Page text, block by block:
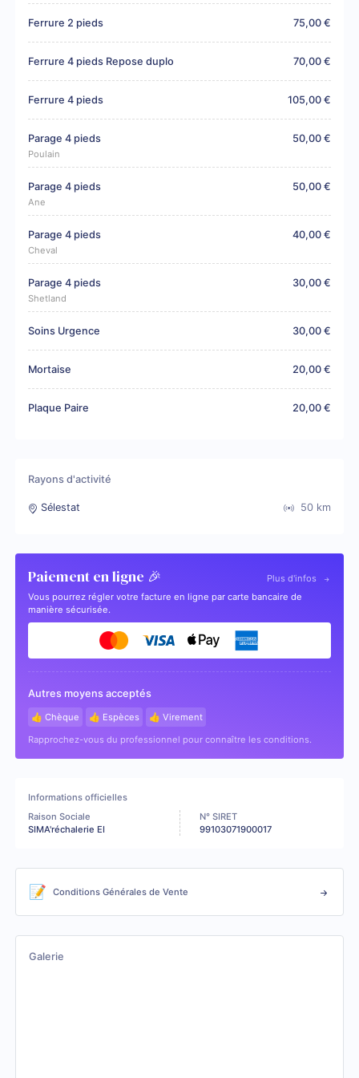
Ferrure 2 pieds 75,00 €
Ferrure 4 pieds Repose duplo 70,00 €
Ferrure 4 pieds 105,00 €
Parage 4 pieds
Poulain
50,00 €
Parage 4 pieds
Ane
50,00 €
Parage 4 pieds
Cheval
40,00 €
Parage 4 pieds
Shetland
30,00 €
Soins Urgence 30,00 €
Mortaise 20,00 €
Plaque Paire 20,00 €
Rayons d'activité
Sélestat 50 km
Paiement en ligne 🎉
Plus d'infos
Vous pourrez régler votre facture en ligne par carte bancaire de
manière sécurisée.
Autres moyens acceptés
👍 Chèque 👍 Espèces
👍 Virement
Rapprochez-vous du professionnel pour connaître les conditions.
Informations officielles
Raison Sociale
SIMA'réchalerie EI
N° SIRET
99103071900017
📝 Conditions Générales de Vente
Galerie